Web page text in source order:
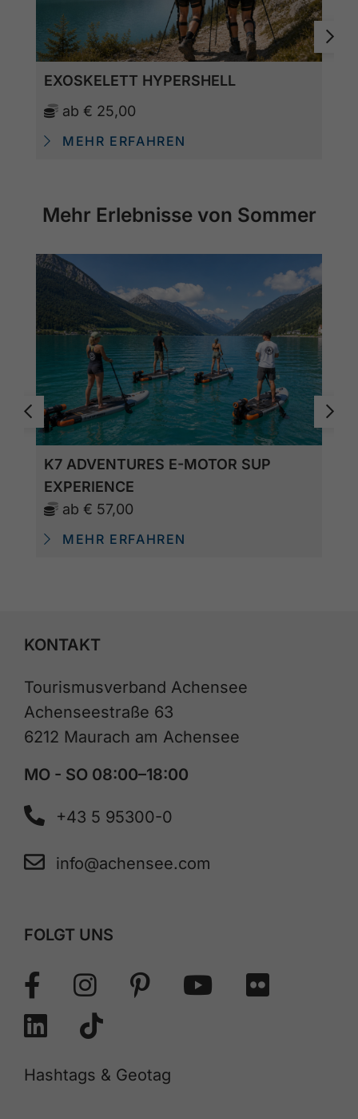
EXOSKELETT HYPERSHELL
ab € 25,00
MEHR ERFAHREN
Mehr Erlebnisse von Sommer
K7 ADVENTURES E-MOTOR SUP
EXPERIENCE
ab € 57,00
MEHR ERFAHREN
KONTAKT
Tourismusverband Achensee
Achenseestraße 63
6212 Maurach am Achensee
MO - SO 08:00–18:00
+43 5 95300-0
info@achensee.com
FOLGT UNS
Hashtags & Geotag